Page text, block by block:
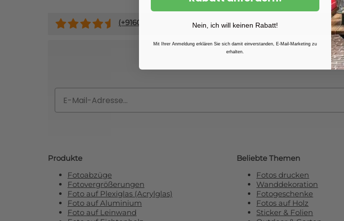
(+9160
Abonnieren Sie unseren
Produkte
Fotoabzüge
Fotovergrößerungen
Foto auf Plexiglas (Acrylglas)
Foto auf Aluminium
Foto auf Leinwand
Beliebte Themen
Fotos drucken
Wanddekoration
Fotogeschenke
Fotos auf Holz
Sticker & Folien
Nein, ich will keinen Rabatt!
Mit Ihrer Anmeldung erklären Sie sich damit einverstanden, E-Mail-Marketing zu
erhalten.